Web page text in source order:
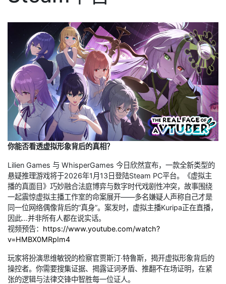
你能否看透虚拟形象背后的真相？
Lilien Games 与 WhisperGames 今日欣然宣布，一款全新类型的
悬疑推理游戏将于2026年1月13日登陆Steam PC平台。《虚拟主
播的真面目》巧妙融合法庭博弈与数字时代戏剧性冲突，故事围绕
一起震惊虚拟主播工作室的命案展开——多名嫌疑人声称自己才是
同一位网络偶像背后的”真身”。案发时，虚拟主播Kuripa正在直播，
因此…并非所有人都在说实话。
视频预告： https://www.youtube.com/watch?
v=HMBX0MRpIm4
玩家将扮演思维敏锐的检察官贾斯汀·特鲁斯，揭开虚拟形象背后的
操控者。你需要搜集证据、揭露证词矛盾、推翻不在场证明，在紧
张的逻辑与法律交锋中智胜每一位证人。